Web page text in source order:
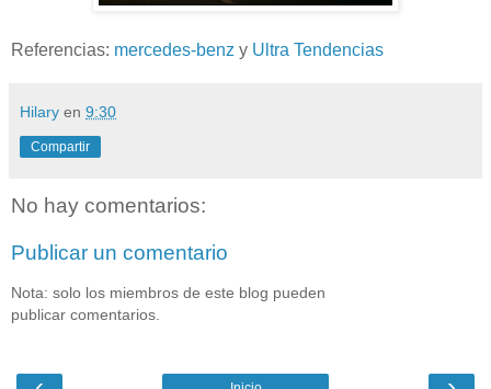
Referencias: mercedes-benz y Ultra Tendencias
Hilary en 9:30
Compartir
No hay comentarios:
Publicar un comentario
Nota: solo los miembros de este blog pueden
publicar comentarios.